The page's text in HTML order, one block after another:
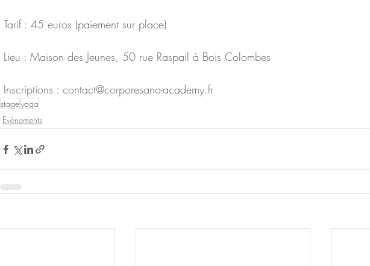
Tarif : 45 euros (paiement sur place)
Lieu : Maison des Jeunes, 50 rue Raspail à Bois Colombes
Inscriptions : contact@corporesano-academy.fr
stageyoga
Evènements